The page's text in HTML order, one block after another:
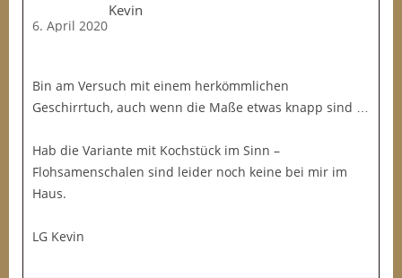
Kevin
6. April 2020
Bin am Versuch mit einem herkömmlichen
Geschirrtuch, auch wenn die Maße etwas knapp sind …
Hab die Variante mit Kochstück im Sinn –
Flohsamenschalen sind leider noch keine bei mir im
Haus.
LG Kevin